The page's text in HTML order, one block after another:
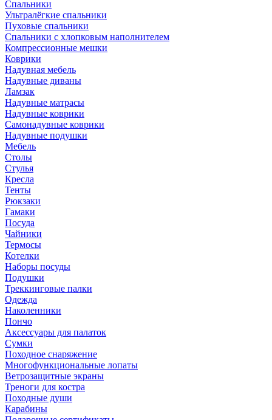
Спальники
Ультралёгкие спальники
Пуховые спальники
Спальники с хлопковым наполнителем
Компрессионные мешки
Коврики
Надувная мебель
Надувные диваны
Ламзак
Надувные матрасы
Надувные коврики
Самонадувные коврики
Надувные подушки
Мебель
Столы
Стулья
Кресла
Тенты
Рюкзаки
Гамаки
Посуда
Чайники
Термосы
Котелки
Наборы посуды
Подушки
Треккинговые палки
Одежда
Наколенники
Пончо
Аксессуары для палаток
Сумки
Походное снаряжение
Многофункциональные лопаты
Ветрозащитные экраны
Треноги для костра
Походные души
Карабины